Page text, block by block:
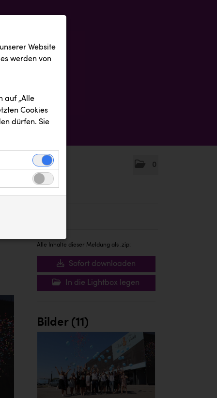
0
Alle Inhalte dieser Meldung als .zip:
Sofort downloaden
In die Lightbox legen
Bilder (11)
Website
werden von
auf „Alle
Cookies
dürfen. Sie
Website